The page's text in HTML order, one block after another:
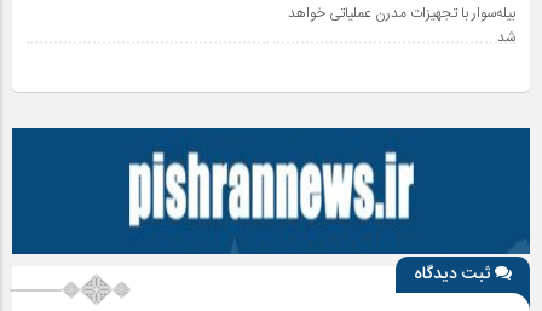
بیله‌سوار با تجهیزات مدرن عملیاتی خواهد
شد
ثبت دیدگاه